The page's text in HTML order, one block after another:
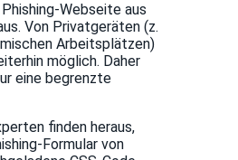
Webseite aus
Von Privatgeräten (z.
Arbeitsplätzen)
möglich. Daher
eine begrenzte
finden heraus,
Formular von